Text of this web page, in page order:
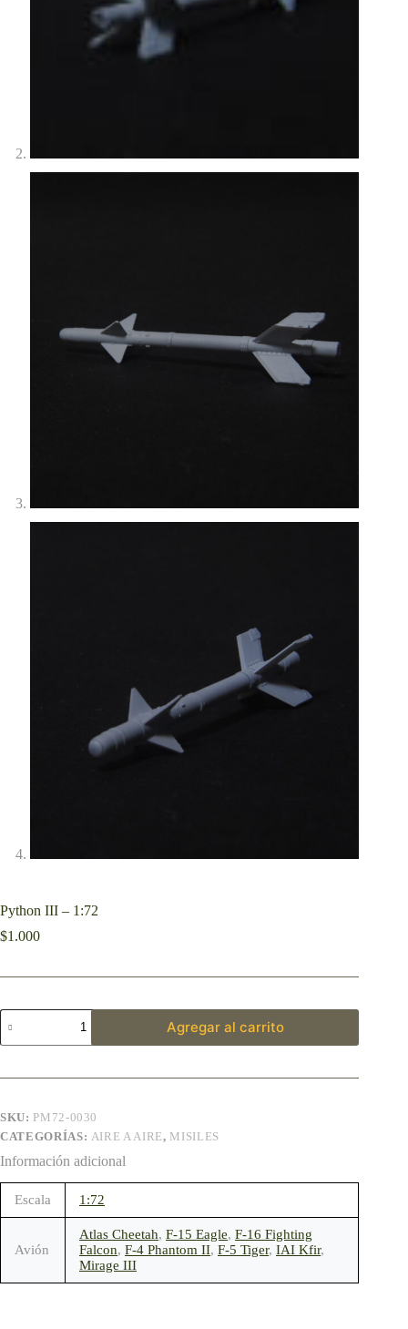
Python III – 1:72
$1.000
Agregar al carrito
SKU: PM72-0030
CATEGORÍAS: AIRE A AIRE, MISILES
Información adicional
Escala 1:72
Avión
Atlas Cheetah, F-15 Eagle, F-16 Fighting
Falcon, F-4 Phantom II, F-5 Tiger, IAI Kfir,
Mirage III